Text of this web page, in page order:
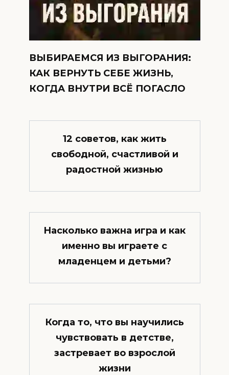
ВЫБИРАЕМСЯ ИЗ ВЫГОРАНИЯ:
КАК ВЕРНУТЬ СЕБЕ ЖИЗНЬ,
КОГДА ВНУТРИ ВСЁ ПОГАСЛО
12 советов, как жить
свободной, счастливой и
радостной жизнью
Насколько важна игра и как
именно вы играете с
младенцем и детьми?
Когда то, что вы научились
чувствовать в детстве,
застревает во взрослой
жизни